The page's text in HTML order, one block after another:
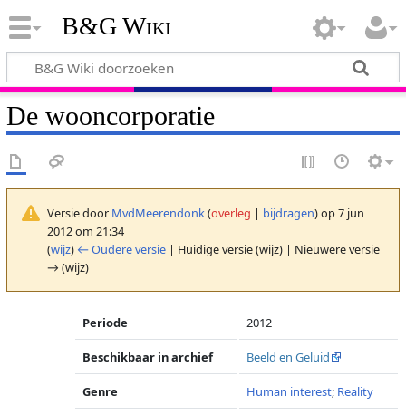
B&G Wiki
De wooncorporatie
Versie door MvdMeerendonk(overleg | bijdragen)op 7 jun
2012 om 21:34
(wijz) ← Oudere versie| Huidige versie (wijz) | Nieuwere versie
→ (wijz)
Periode 2012
Beschikbaar in archief Beeld en Geluid
Genre Human interest; Reality